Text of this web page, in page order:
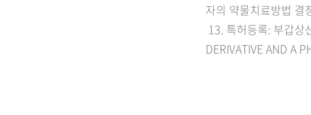
자의 약물치료방법 결
13. 특허등록: 부갑상
DERIVATIVE AND A